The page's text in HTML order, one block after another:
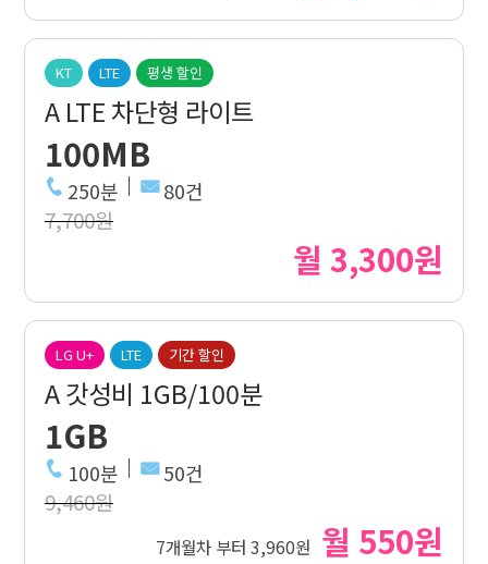
KT LTE 평생 할인
A LTE 차단형 라이트
100MB
250분 80건
7,700원
월 3,300원
LG U+ LTE 기간 할인
A 갓성비 1GB/100분
1GB
100분 50건
9,460원
7개월차 부터 3,960원 월 550원